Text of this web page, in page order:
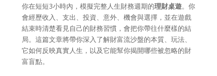
你在短短3小時內，模擬完整人生財務週期的理財桌遊。你
會經歷收入、支出、投資、意外、機會與選擇，並在遊戲
結束時清楚看見自己的財務習慣，會把你帶往什麼樣的結
局。這篇文章將帶你深入了解財富流沙盤的本質、玩法、
它如何反映真實人生，以及它能幫你揭開哪些被忽略的財
富盲點。